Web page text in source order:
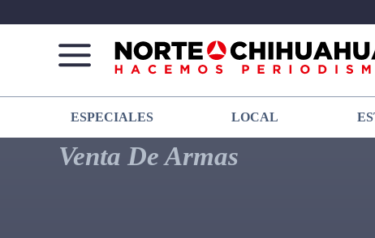
Norte
De
Chihuahua
Más
que
noticias,
hacemos periodismo
ESPECIALES LOCAL
Venta De Armas